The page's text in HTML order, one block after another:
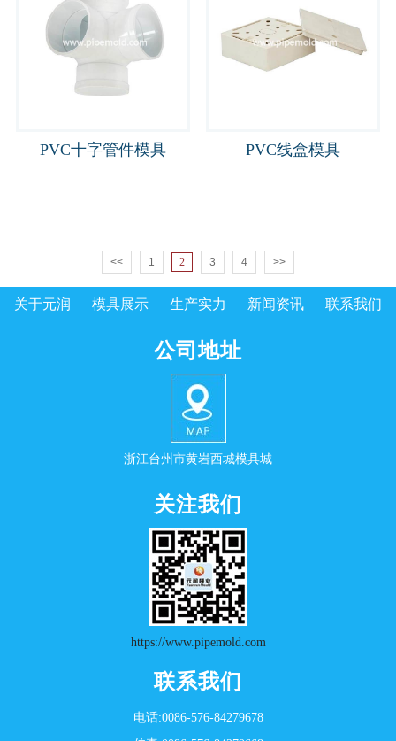
PVC十字管件模具 PVC线盒模具
<< 1 2 3 4 >>
关于元润 模具展示 生产实力 新闻资讯 联系我们
公司地址
浙江台州市黄岩西城模具城
关注我们
https://www.pipemold.com
联系我们
电话:0086-576-84279678